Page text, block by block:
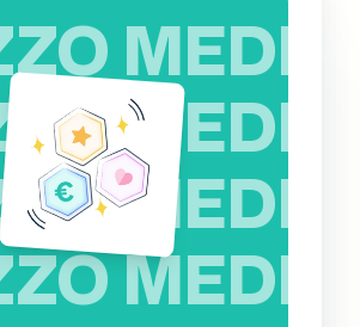
MEDIO
MEDIO
MEDIO
MEDIO